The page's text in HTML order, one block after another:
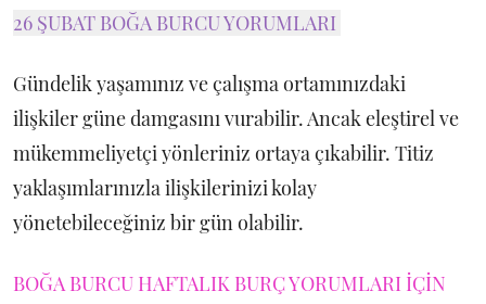
26 ŞUBAT BOĞA BURCU YORUMLARI
Gündelik yaşamınız ve çalışma ortamınızdaki
ilişkiler güne damgasını vurabilir. Ancak eleştirel ve
mükemmeliyetçi yönleriniz ortaya çıkabilir. Titiz
yaklaşımlarınızla ilişkilerinizi kolay
yönetebileceğiniz bir gün olabilir.
BOĞA BURCU HAFTALIK BURÇ YORUMLARI İÇİN